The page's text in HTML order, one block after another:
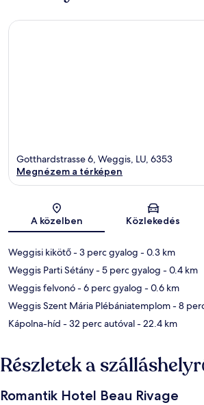
Térkép
Gotthardstrasse 6, Weggis, LU, 6353
Megnézem a térképen
A közelben Közlekedés
Weggisi kikötő- 3 perc gyalog - 0.3 km
Weggis Parti Sétány- 5 perc gyalog - 0.4 km
Weggis felvonó- 6 perc gyalog - 0.6 km
Weggis Szent Mária Plébániatemplom- 8
Kápolna-híd - 32 perc autóval- 22.4 km
Részletek a
Romantik Hotel Beau Rivage